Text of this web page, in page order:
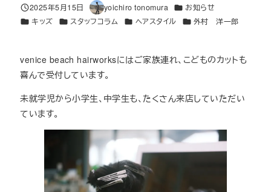
投稿日
2025年5月15日
著
者
yoichiro tonomura カテゴリー
お知らせ
カテゴリー
キッズ カテゴリー
スタッフコラム カテゴリー
ヘアスタイル カテゴリー
外村 洋一郎
venice beach hairworksにはご家族連れ、こどものカットも
喜んで受付しています。
未就学児から小学生、中学生も、たくさん来店していただい
ています。